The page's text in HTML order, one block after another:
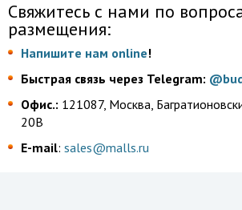
Cвяжитесь с нами по
размещения:
Напишите нам online!
Быстрая связь через Telegram:
Офис.: 121087, Москва,
20В
E-mail: sales@malls.ru